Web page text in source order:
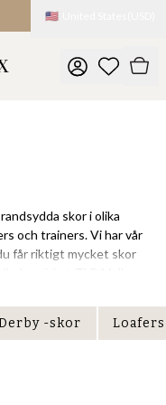
🇺🇸
skor i olika
och trainers. Vi har vår
får riktigt mycket skor
märket TLB Mallorca,
(inom Sverige). Tveka
om du har frågor.
-skor Loafers